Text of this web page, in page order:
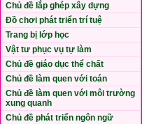
Chủ đề lắp ghép xây dựng
Đồ chơi phát triển trí tuệ
Trang bị lớp học
Vật tư phục vụ tự làm
Chủ đề giáo dục thể chất
Chủ đề làm quen với toán
Chủ đề làm quen với môi trường
xung quanh
Chủ đề phát triển ngôn ngữ